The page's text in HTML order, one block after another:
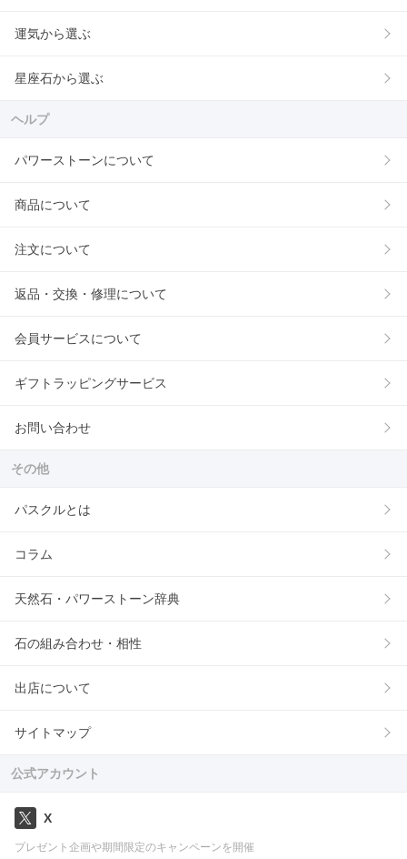
運気から選ぶ
星座石から選ぶ
ヘルプ
パワーストーンについて
商品について
注文について
返品・交換・修理について
会員サービスについて
ギフトラッピングサービス
お問い合わせ
その他
パスクルとは
コラム
天然石・パワーストーン辞典
石の組み合わせ・相性
出店について
サイトマップ
公式アカウント
X
プレゼント企画や期間限定のキャンペーンを開催